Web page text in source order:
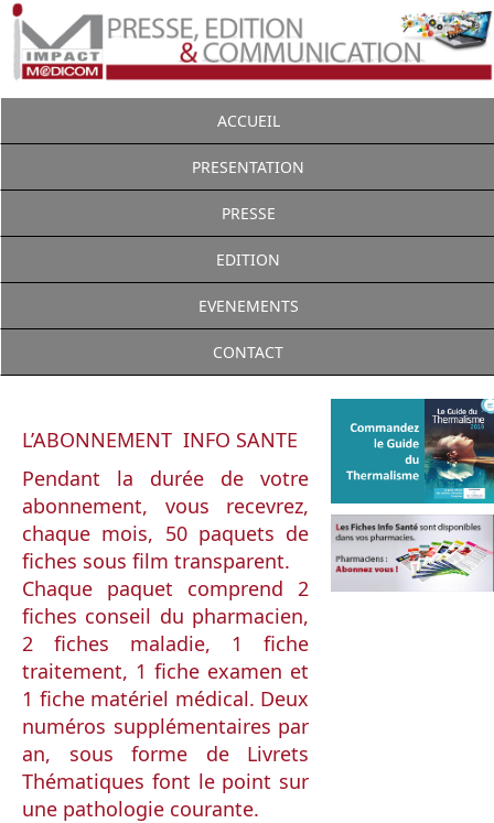
ACCUEIL
PRESENTATION
PRESSE
EDITION
EVENEMENTS
CONTACT
L’ABONNEMENT INFO SANTE
Pendant la durée de votre
abonnement, vous recevrez,
chaque mois, 50 paquets de
fiches sous film transparent.
Chaque paquet comprend 2
fiches conseil du pharmacien,
2 fiches maladie, 1 fiche
traitement, 1 fiche examen et
1 fiche matériel médical. Deux
numéros supplémentaires par
an, sous forme de Livrets
Thématiques font le point sur
une pathologie courante.